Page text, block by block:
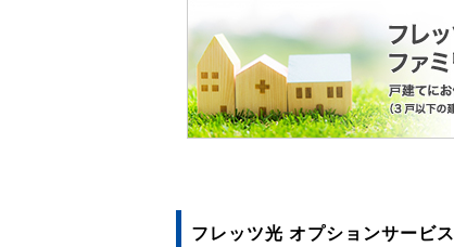
フレッツ光 オプションサービス